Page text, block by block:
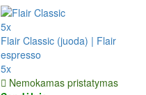
5x
Flair Classic (juoda) | Flair
espresso
5x
Nemokamas pristatymas